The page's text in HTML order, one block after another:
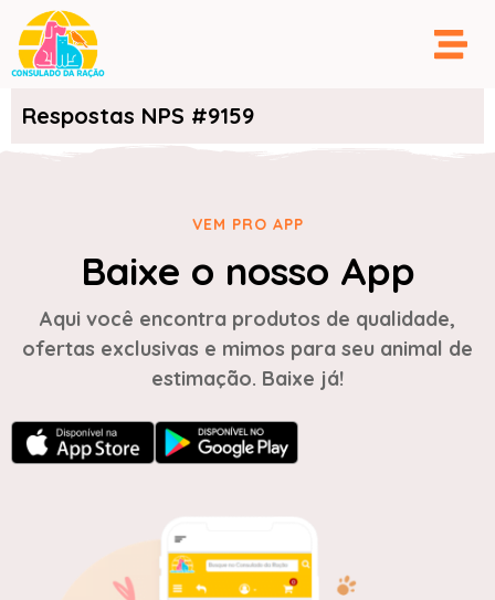
Respostas NPS #9159
VEM PRO APP
Baixe o nosso App
Aqui você encontra produtos de qualidade,
ofertas exclusivas e mimos para seu animal de
estimação. Baixe já!